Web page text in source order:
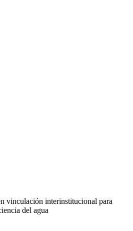
vinculación interinstitucional para
del agua